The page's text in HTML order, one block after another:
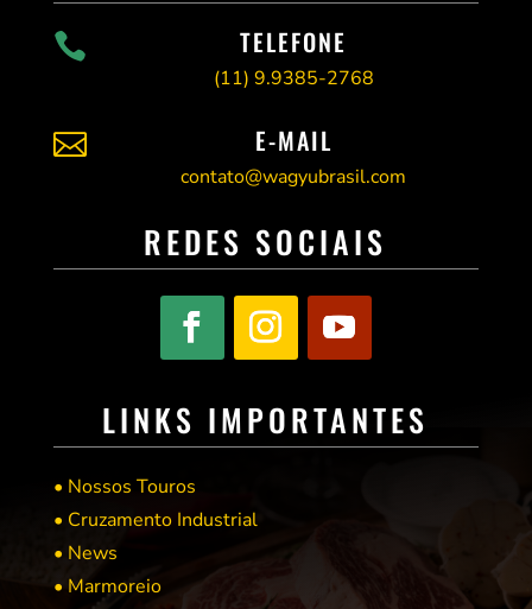
 TELEFONE
(11) 9.9385-2768
 E-MAIL
contato@wagyubrasil.com
REDES SOCIAIS
LINKS IMPORTANTES
• Nossos Touros
• Cruzamento Industrial
• News
• Marmoreio